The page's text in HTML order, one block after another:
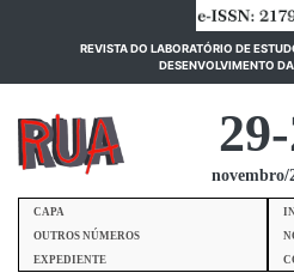
REVISTA DO LABORATÓRIO DE
DESENVOLVIMENTO
novembro/
CAPA
OUTROS NÚMEROS
EXPEDIENTE